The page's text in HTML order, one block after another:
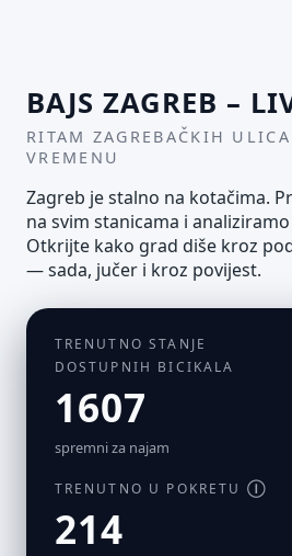
BAJS ZAGREB –
RITAM ZAGREBAČKIH
VREMENU
Zagreb je stalno na kotačima.
na svim stanicama i
Otkrijte kako grad diše kroz
— sada, jučer i kroz povijest.
TRENUTNO STANJE
DOSTUPNIH BICIKALA
1607
spremni za najam
TRENUTNO U POKRETU Ⓘ
214